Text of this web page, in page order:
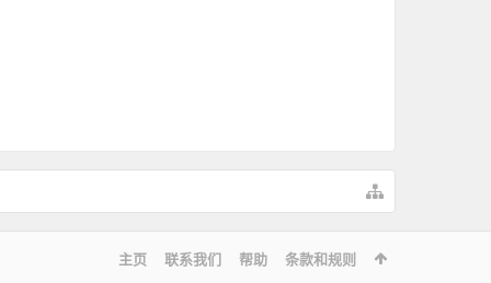
主页 联系我们 帮助 条款和规则